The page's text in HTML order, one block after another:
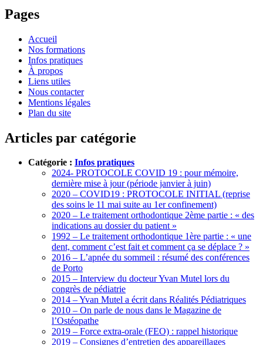
Pages
Accueil
Nos formations
Infos pratiques
À propos
Liens utiles
Nous contacter
Mentions légales
Plan du site
Articles par catégorie
Catégorie : Infos pratiques
2024- PROTOCOLE COVID 19 : pour mémoire,
dernière mise à jour (période janvier à juin)
2020 – COVID19 : PROTOCOLE INITIAL (reprise
des soins le 11 mai suite au 1er confinement)
2020 – Le traitement orthodontique 2ème partie : « des
indications au dossier du patient »
1992 – Le traitement orthodontique 1ère partie : « une
dent, comment c’est fait et comment ça se déplace ? »
2016 – L’apnée du sommeil : résumé des conférences
de Porto
2015 – Interview du docteur Yvan Mutel lors du
congrès de pédiatrie
2014 – Yvan Mutel a écrit dans Réalités Pédiatriques
2010 – On parle de nous dans le Magazine de
l’Ostéopathe
2019 – Force extra-orale (FEO) : rappel historique
2019 – Consignes d’entretien des appareillages